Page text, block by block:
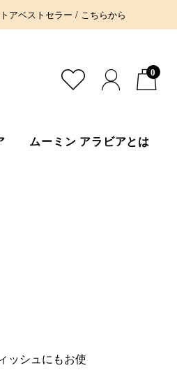
アベストセラー / こちらから
0
ムーミン アラビアとは
ッシュにもお使